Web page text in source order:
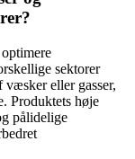
sektorer
eller gasser,
Produktets høje
pålidelige